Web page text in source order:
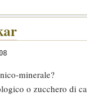
minerale?
o zucchero di